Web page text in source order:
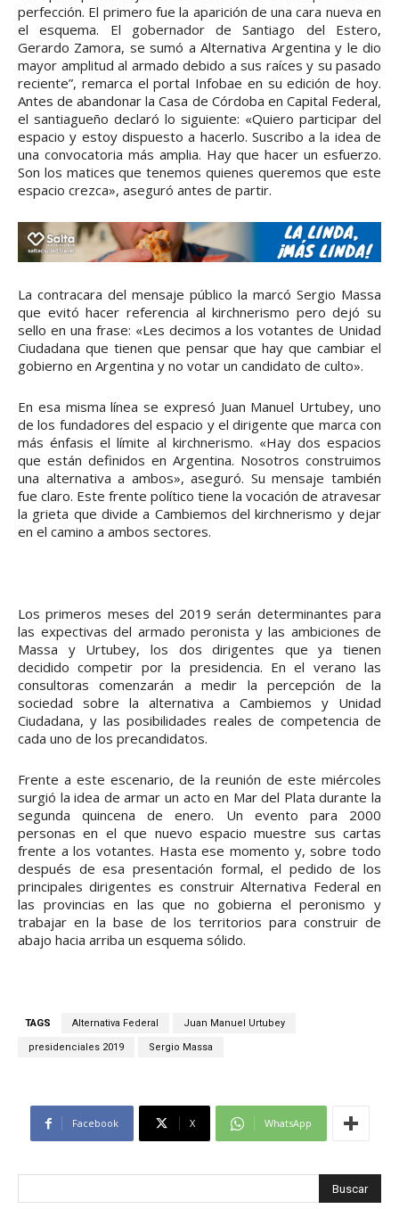
perfección. El primero fue la aparición de una cara nueva en
el esquema. El gobernador de Santiago del Estero,
Gerardo Zamora, se sumó a Alternativa Argentina y le dio
mayor amplitud al armado debido a sus raíces y su pasado
reciente”, remarca el portal Infobae en su edición de hoy.
Antes de abandonar la Casa de Córdoba en Capital Federal,
el santiagueño declaró lo siguiente: «Quiero participar del
espacio y estoy dispuesto a hacerlo. Suscribo a la idea de
una convocatoria más amplia. Hay que hacer un esfuerzo.
Son los matices que tenemos quienes queremos que este
espacio crezca», aseguró antes de partir.
La contracara del mensaje público la marcó Sergio Massa
que evitó hacer referencia al kirchnerismo pero dejó su
sello en una frase: «Les decimos a los votantes de Unidad
Ciudadana que tienen que pensar que hay que cambiar el
gobierno en Argentina y no votar un candidato de culto».
En esa misma línea se expresó Juan Manuel Urtubey, uno
de los fundadores del espacio y el dirigente que marca con
más énfasis el límite al kirchnerismo. «Hay dos espacios
que están definidos en Argentina. Nosotros construimos
una alternativa a ambos», aseguró. Su mensaje también
fue claro. Este frente político tiene la vocación de atravesar
la grieta que divide a Cambiemos del kirchnerismo y dejar
en el camino a ambos sectores.
Los primeros meses del 2019 serán determinantes para
las expectivas del armado peronista y las ambiciones de
Massa y Urtubey, los dos dirigentes que ya tienen
decidido competir por la presidencia. En el verano las
consultoras comenzarán a medir la percepción de la
sociedad sobre la alternativa a Cambiemos y Unidad
Ciudadana, y las posibilidades reales de competencia de
cada uno de los precandidatos.
Frente a este escenario, de la reunión de este miércoles
surgió la idea de armar un acto en Mar del Plata durante la
segunda quincena de enero. Un evento para 2000
personas en el que nuevo espacio muestre sus cartas
frente a los votantes. Hasta ese momento y, sobre todo
después de esa presentación formal, el pedido de los
principales dirigentes es construir Alternativa Federal en
las provincias en las que no gobierna el peronismo y
trabajar en la base de los territorios para construir de
abajo hacia arriba un esquema sólido.
TAGS Alternativa Federal Juan Manuel Urtubey
presidenciales 2019 Sergio Massa
Facebook X WhatsApp